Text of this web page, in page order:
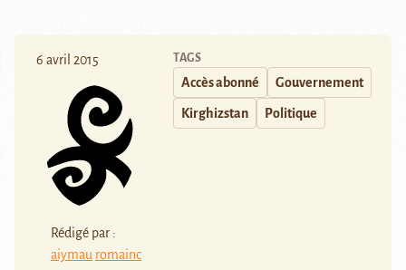
6 avril 2015
Rédigé par :
aiymau romainc
TAGS
Accès abonné Gouvernement
Kirghizstan Politique